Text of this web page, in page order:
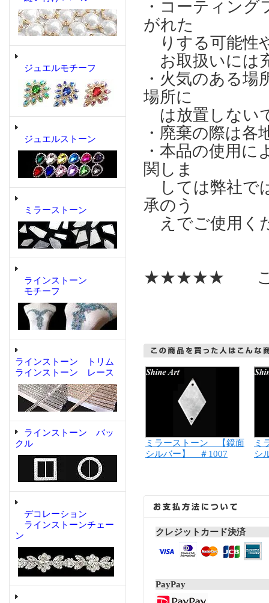
ジュエルモチーフ
ジュエルストーン
ミラーストーン
ラインストーン
モチーフ
ラインストーン トリム
ラインストーン レース
ラインストーン バッ
クル
デコレーション
ラインストーンチェー
ン
・コーティン
がれた
りする可能性
お取扱いには
・火気のある場
場所に
は放置しない
・廃棄の際は
・本品の使用
関しま
しては弊社で
承のう
えでご使用く
★★★★★ こ
ミラーストーン 【鏡面
シルバー】 ＃1007
ミ
シ
クレジットカード決済
PayPay